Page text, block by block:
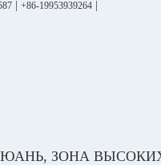
| +86-19953939264|
ЗОНА